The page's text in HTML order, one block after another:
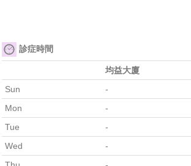
診症時間
均益大廈
Sun
-
Mon
-
Tue
-
Wed
-